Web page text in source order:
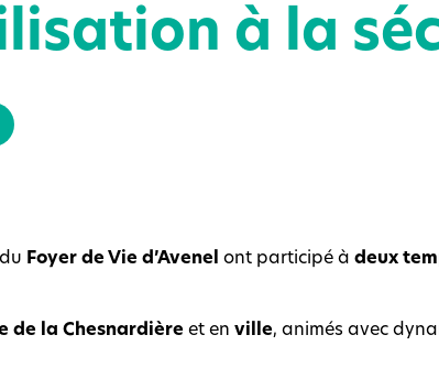
à la
Foyer de Vie d’Avenel ont participé àdeux
de la Chesnardière et enville, animés avec